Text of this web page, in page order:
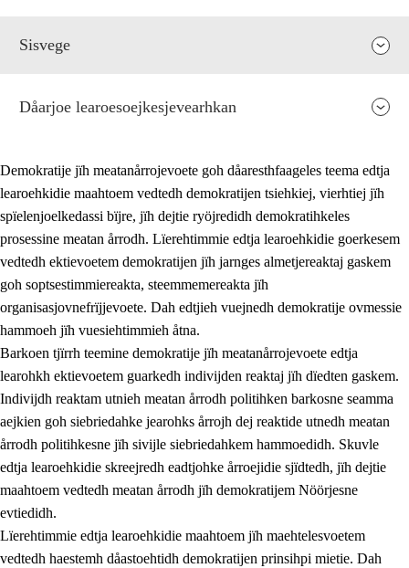
Sisvege
2. Lïeremen, evtiedimmien jïh skearkagimmien prinsihph
2.1 Sosijaale lïereme jïh evtiedimmie
2.2 Maahtoe faagine
2.3 Vihkeles tjiehpiesvoeth
2.4 Lïeredh lïeredh
Dåaresthfaageles teemah
2.5 Dåaresthfaageles teemah
Dåarjoe learoesoejkesjevearhkan
Demokratije jïh meatanårrojevoete goh dåaresthfaageles teema edtja
learoehkidie maahtoem vedtedh demokratijen tsiehkiej, vierhtiej jïh
spïelenjoelkedassi bïjre, jïh dejtie ryöjredidh demokratihkeles
prosessine meatan årrodh. Lïerehtimmie edtja learoehkidie goerkesem
vedtedh ektievoetem demokratijen jïh jarnges almetjereaktaj gaskem
goh soptsestimmiereakta, steemmemereakta jïh
organisasjovnefrïjjevoete. Dah edtjieh vuejnedh demokratije ovmessie
hammoeh jïh vuesiehtimmieh åtna.
Barkoen tjïrrh teemine demokratije jïh meatanårrojevoete edtja
learohkh ektievoetem guarkedh indivijden reaktaj jïh dïedten gaskem.
Indivijdh reaktam utnieh meatan årrodh politihken barkosne seamma
aejkien goh siebriedahke jearohks årrojh dej reaktide utnedh meatan
årrodh politihkesne jïh sivijle siebriedahkem hammoedidh. Skuvle
edtja learoehkidie skreejredh eadtjohke årroejidie sjïdtedh, jïh dejtie
maahtoem vedtedh meatan årrodh jïh demokratijem Nöörjesne
evtiedidh.
Lïerehtimmie edtja learoehkidie maahtoem jïh maehtelesvoetem
vedtedh haestemh dåastoehtidh demokratijen prinsihpi mietie. Dah